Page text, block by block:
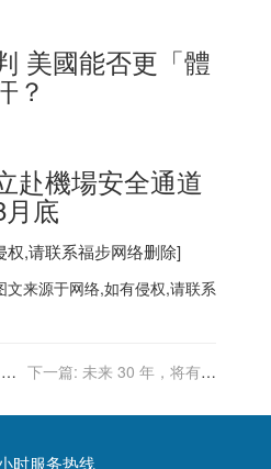
美國能否更「體
？
赴機場安全通道
底
权,请联系福步网络删除]
文来源于网络,如有侵权,请联系
下一篇: 未来 30 年，将有更
时服务热线